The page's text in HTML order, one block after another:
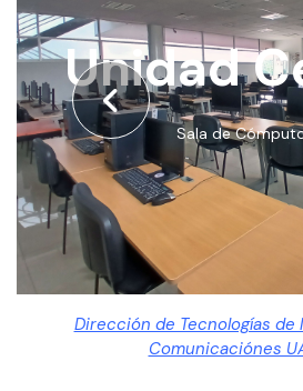
Unidad
Sala de
Dirección de Tecnologías de
Comunicaciónes